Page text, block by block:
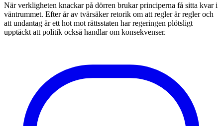
När verkligheten knackar på dörren brukar principerna få sitta kvar i
väntrummet. Efter år av tvärsäker retorik om att regler är regler och
att undantag är ett hot mot rättsstaten har regeringen plötsligt
upptäckt att politik också handlar om konsekvenser.